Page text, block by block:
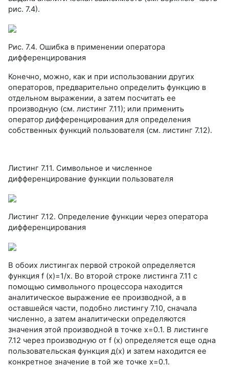
рис. 7.4).
Рис. 7.4. Ошибка в применении оператора
дифференцирования
Конечно, можно, как и при использовании других
операторов, предварительно определить функцию в
отдельном выражении, а затем посчитать ее
производную (см. листинг 7.11); или применить
оператор дифференцирования для определения
собственных функций пользователя (см. листинг 7.12).
Листинг 7.11. Символьное и численное
дифференцирование функции пользователя
Листинг 7.12. Определение функции через оператора
дифференцирования
В обоих листингах первой строкой определяется
функция f (x)=1/x. Во второй строке листинга 7.11 с
помощью символьного процессора находится
аналитическое выражение ее производной, а в
оставшейся части, подобно листингу 7.10, сначала
численно, а затем аналитически определяются
значения этой производной в точке х=0.1. В листинге
7.12 через производную от f (х) определяется еще одна
пользовательская функция д(х) и затем находится ее
конкретное значение в той же точке х=0.1.